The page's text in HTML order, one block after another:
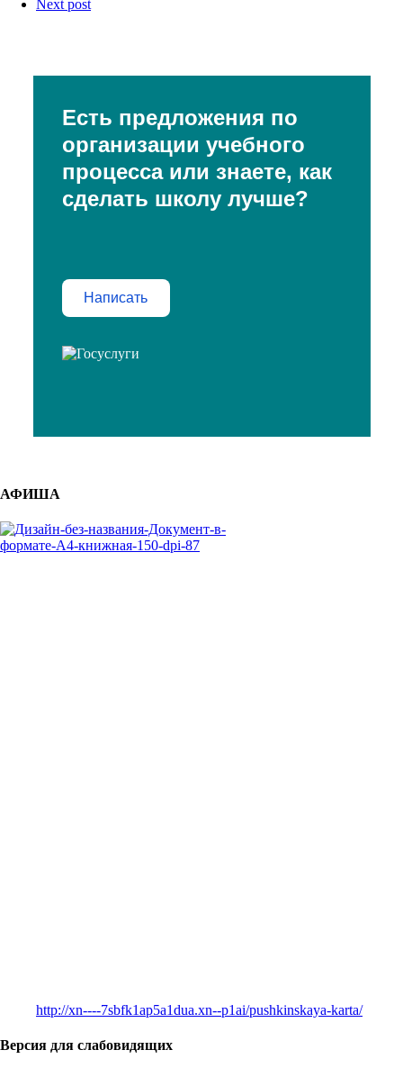
Next post
Есть предложения по
организации учебного
процесса или знаете, как
сделать школу лучше?
Написать
АФИША
http://xn----7sbfk1ap5a1dua.xn--p1ai/pushkinskaya-karta/
Версия для слабовидящих